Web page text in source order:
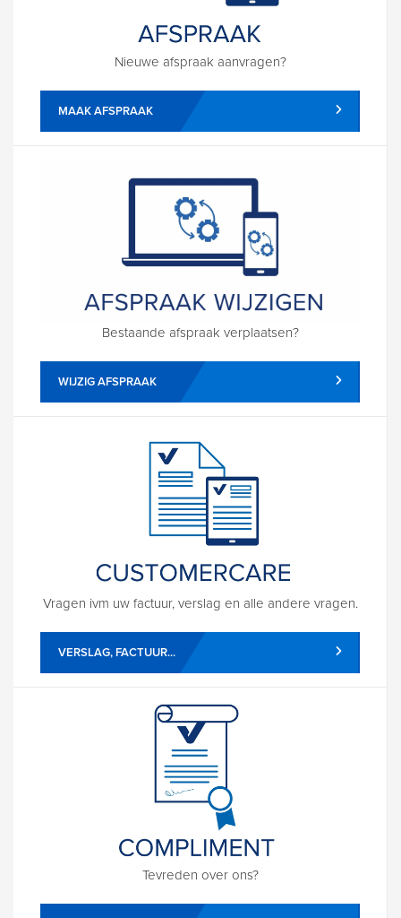
Nieuwe afspraak aanvragen?
MAAK AFSPRAAK
Bestaande afspraak verplaatsen?
WIJZIG AFSPRAAK
Vragen ivm uw factuur, verslag en alle andere vragen.
VERSLAG, FACTUUR...
Tevreden over ons?